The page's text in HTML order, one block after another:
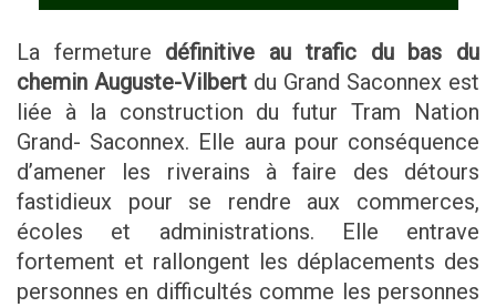
La fermeture définitive au trafic du bas du
chemin Auguste-Vilbert du Grand Saconnex est
liée à la construction du futur Tram Nation
Grand- Saconnex. Elle aura pour conséquence
d’amener les riverains à faire des détours
fastidieux pour se rendre aux commerces,
écoles et administrations. Elle entrave
fortement et rallongent les déplacements des
personnes en difficultés comme les personnes